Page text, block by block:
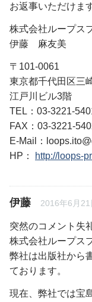
お返事いただけま
株式会社ループス
伊藤 麻友美
〒101-0061
東京都千代田区三
江戸川ビル3階
TEL：03-3221-
FAX：03-3221-
E-Mail：
HP：
http://loops-
伊藤 2016年6月
突然のコメント失
株式会社ループス
弊社は出版社から
ております。
現在、弊社では宝